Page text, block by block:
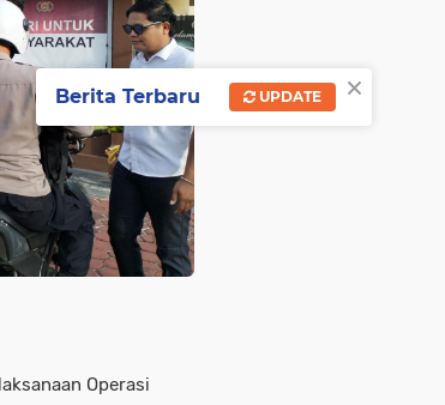
Operasi
×
Berita Terbaru UPDATE